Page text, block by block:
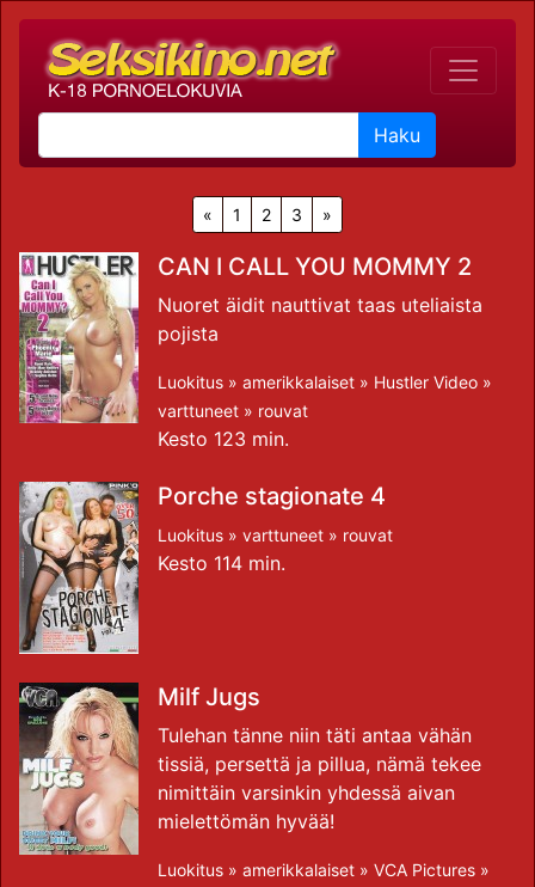
Haku
« 1 2 3 »
CAN I CALL YOU MOMMY 2
Nuoret äidit nauttivat taas uteliaista
pojista
Luokitus » amerikkalaiset » Hustler Video »
varttuneet » rouvat
Kesto 123 min.
Porche stagionate 4
Luokitus » varttuneet » rouvat
Kesto 114 min.
Milf Jugs
Tulehan tänne niin täti antaa vähän
tissiä, persettä ja pillua, nämä tekee
nimittäin varsinkin yhdessä aivan
mielettömän hyvää!
Luokitus » amerikkalaiset » VCA Pictures »